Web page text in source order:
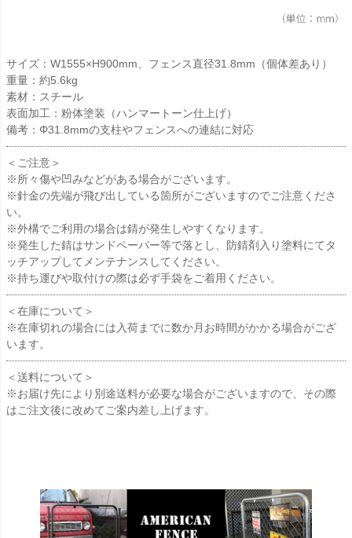
サイズ：W1555×H900mm、フェンス直径31.8mm（個体差あり）
重量：約5.6kg
素材：スチール
表面加工：粉体塗装（ハンマートーン仕上げ）
備考：Φ31.8mmの支柱やフェンスへの連結に対応
＜ご注意＞
※所々傷や凹みなどがある場合がございます。
※針金の先端が飛び出している箇所がございますのでご注意くださ
い。
※外構でご利用の場合は錆が発生しやすくなります。
※発生した錆はサンドペーパー等で落とし、防錆剤入り塗料にてタ
ッチアップしてメンテナンスしてください。
※持ち運びや取付けの際は必ず手袋をご着用ください。
＜在庫について＞
※在庫切れの場合には入荷までに数か月お時間がかかる場合がござ
います。
＜送料について＞
※お届け先により別途送料が必要な場合がございますので、その際
はご注文後に改めてご案内差し上げます。